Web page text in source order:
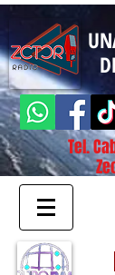
Tel.